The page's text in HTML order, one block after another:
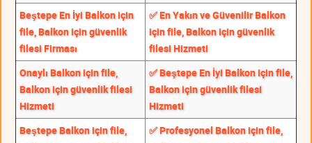
Beştepe En İyi Balkon için
file, Balkon için güvenlik
filesi Firması
✅ En Yakın ve Güvenilir Balkon
için file, Balkon için güvenlik
filesi Hizmeti
Onaylı Balkon için file,
Balkon için güvenlik filesi
Hizmeti
✅ Beştepe En İyi Balkon için file,
Balkon için güvenlik filesi
Hizmeti
Beştepe Balkon için file,
✅ Profesyonel Balkon için file,